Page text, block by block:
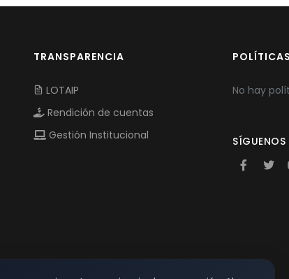
TRANSPARENCIA
LOTAIP
Rendición de cuentas
Gestión Institucional
No hay
SÍGUENOS